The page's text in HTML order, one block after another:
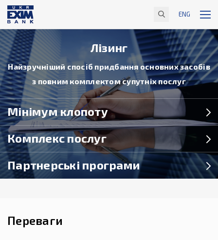
ENG
Лізинг
Найзручніший спосіб придбання основних засобів
з повним комплектом супутніх послуг
Мінімум клопоту
Комплекс послуг
Партнерські програми
Переваги